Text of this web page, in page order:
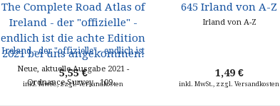
The Complete Road Atlas of
Ireland - der "offizielle" -
endlich ist die achte Edition
2021 bei uns angekommen!
Neue, aktuelle Ausgabe 2021 -
Ordnance Survey - 109...
5,55 €
inkl. MwSt., zzgl. Versandkosten
645 Irland von A-Z
Irland von A-Z
1,49 €
inkl. MwSt., zzgl. Versandkosten